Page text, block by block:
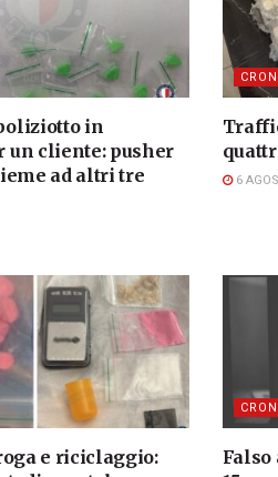
in
un cliente: pusher
ad altri tre
6
e riciclaggio:
Falso